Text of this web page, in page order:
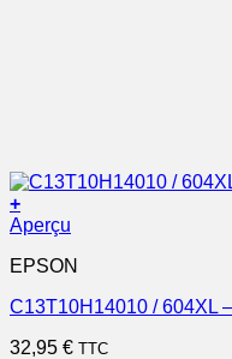
+
Aperçu
EPSON
C13T10H14010 / 604XL
32,95 € TTC